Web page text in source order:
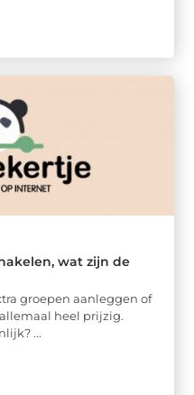
wat zijn de
groepen aanleggen of
heel prijzig.
...